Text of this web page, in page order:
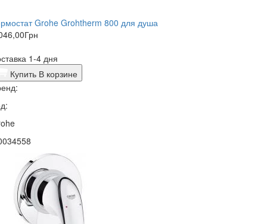
Grohe Grohtherm 800 для душа
Грн
1-4 дня
Купить В корзине